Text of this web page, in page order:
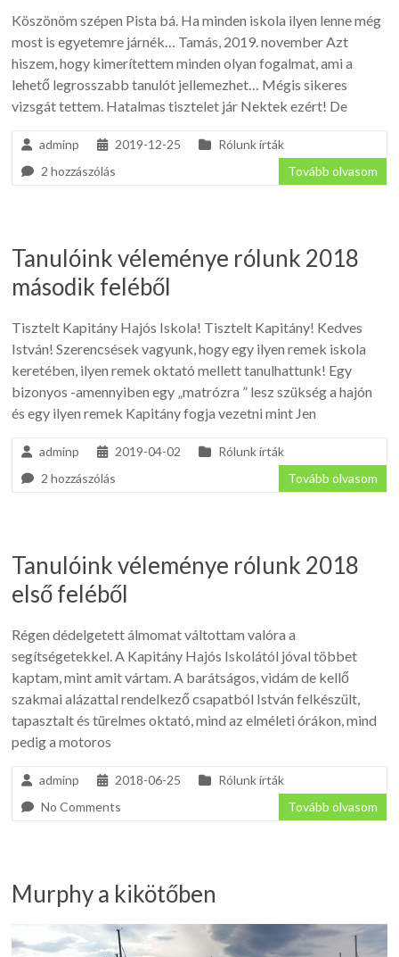
Köszönöm szépen Pista bá. Ha minden iskola ilyen lenne még
most is egyetemre járnék… Tamás, 2019. november Azt
hiszem, hogy kimerítettem minden olyan fogalmat, ami a
lehető legrosszabb tanulót jellemezhet… Mégis sikeres
vizsgát tettem. Hatalmas tisztelet jár Nektek ezért! De
adminp 2019-12-25
Rólunk írták
2 hozzászólás
Tovább olvasom
Tanulóink véleménye rólunk 2018
második feléből
Tisztelt Kapitány Hajós Iskola! Tisztelt Kapitány! Kedves
István! Szerencsések vagyunk, hogy egy ilyen remek iskola
keretében, ilyen remek oktató mellett tanulhattunk! Egy
bizonyos -amennyiben egy „matrózra ” lesz szükség a hajón
és egy ilyen remek Kapitány fogja vezetni mint Jen
adminp 2019-04-02
Rólunk írták
2 hozzászólás
Tovább olvasom
Tanulóink véleménye rólunk 2018
első feléből
Régen dédelgetett álmomat váltottam valóra a
segítségetekkel. A Kapitány Hajós Iskolától jóval többet
kaptam, mint amit vártam. A barátságos, vidám de kellő
szakmai alázattal rendelkező csapatból István felkészült,
tapasztalt és türelmes oktató, mind az elméleti órákon, mind
pedig a motoros
adminp 2018-06-25
Rólunk írták
No Comments
Tovább olvasom
Murphy a kikötőben